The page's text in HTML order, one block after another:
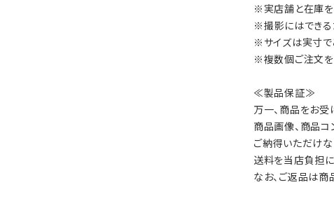
※実店舗と在庫を
※撮影にはできる
※サイズは実寸で
※複数個ご注文を
≪製品保証≫
万一、商品をお
商品画像、商品コ
ご納得いただけ
送料を当店負担
なお、ご返品は